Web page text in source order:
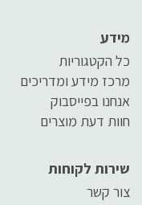
מידע
כל הקטגוריות
מרכז מידע ומדריכים
אנחנו בפייסבוק
חוות דעת מוצרים
שירות לקוחות
צור קשר